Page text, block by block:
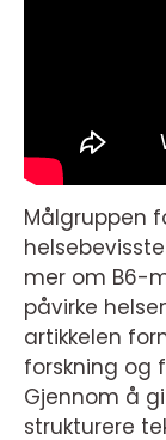
Målgruppen
mer om B6-
påvirke
artikkelen
forskning og
Gjennom å
strukturere